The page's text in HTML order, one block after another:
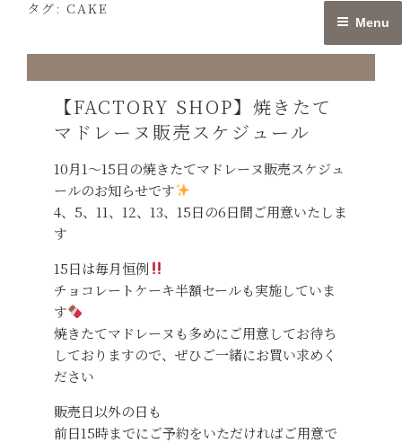
content
Menu
タグ: CAKE
【FACTORY SHOP】焼きたて
マドレーヌ販売スケジュール
10月1〜15日の焼きたてマドレーヌ販売スケジュ
ールのお知らせです
4、5、11、12、13、15日の6日間ご用意いたしま
す
15日は毎月恒例
チョコレートケーキ半額セールも実施していま
す
焼きたてマドレーヌも多めにご用意してお待ち
しておりますので、ぜひご一緒にお買い求めく
ださい
販売日以外の日も
前日15時までにご予約をいただければご用意で